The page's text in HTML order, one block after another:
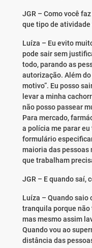
JGR – Como você
que tipo de atividade
Luíza – Eu evito
pode sair sem
todo, parando as
autorização. Além
motivo”. Eu posso
levar a minha
não posso passear
Para mercado,
a polícia me parar
formulário
maioria das pessoas
que trabalham
JGR – E quando saí,
Luíza – Quando saio
tranquila porque não
mas mesmo assim
Quando vou ao
distância das